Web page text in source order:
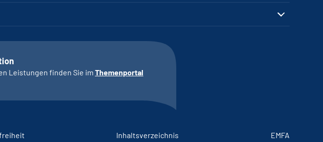
Leistungen finden Sie im Themenportal
Inhaltsverzeichnis EMFA